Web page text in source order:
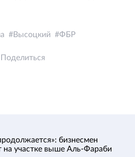
Высоцкий ФБР
Поделиться
бизнесмен
на участке выше Аль-Фараби